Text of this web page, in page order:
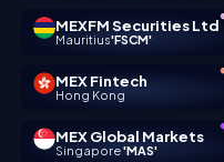
MEXFM Securities Ltd
Mauritius'FSCM'
MEX Fintech
Hong Kong
MEX Global Markets
Singapore'MAS'